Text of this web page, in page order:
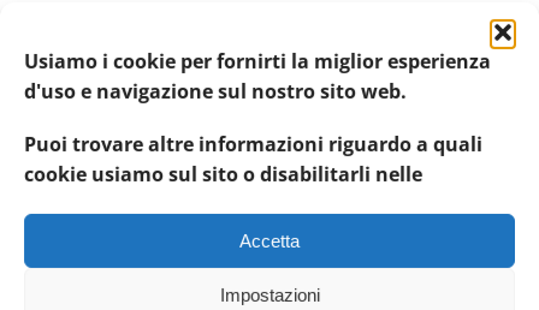
Usiamo i cookie per fornirti la miglior esperienza
d'uso e navigazione sul nostro sito web.
Puoi trovare altre informazioni riguardo a quali
cookie usiamo sul sito o disabilitarli nelle
Accetta
Impostazioni
pelamis) 50%, riso integrale 4%, matcha tè verde 4%,
tapioca, Fruttoligosaccaridi (F.O.S.) 0,04%.
COMPONENTI ANALITICI:proteina grezza: 15,5%, Fibra
grezza: 0,1%, Grassi grezzi: 1%, Ceneri grezze: 1,5%,
Umidità: 80%. Energia Metabolizzabile (NRC 2006) 845
kcal/kg
ADDITIVI NUTRIZIONALI/kg:vitamina E (DL-alfa-
tocoferile acetato) 50 mg.